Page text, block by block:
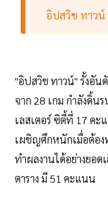
อิปสวิช ทาวน์
"อิปสวิช ทาวน์" รั้งอัน
จาก 28 เกม กำลังดิ้น
เลสเตอร์ ซิตี้ที่ 17 คะ
เผชิญศึกหนักเมื่อต้อ
ทำผลงานได้อย่างยอด
ตาราง มี 51 คะแนน